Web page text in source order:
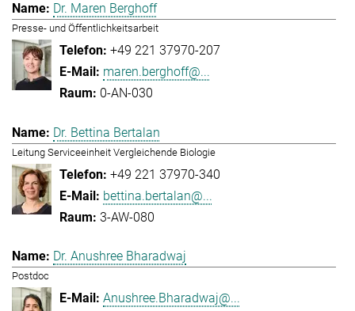
Dr. Maren Berghoff
Presse- und Öffentlichkeitsarbeit
+49 221 37970-207
maren.berghoff@...
0-AN-030
Dr. Bettina Bertalan
Leitung Serviceeinheit Vergleichende Biologie
+49 221 37970-340
bettina.bertalan@...
3-AW-080
Dr. Anushree Bharadwaj
Postdoc
Anushree.Bharadwaj@...